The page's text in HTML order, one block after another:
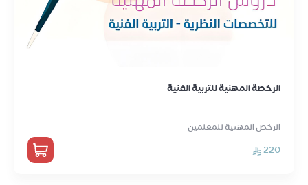
الرخصة المهنية للتربية الفنية
الرخص المهنية للمعلمين
220